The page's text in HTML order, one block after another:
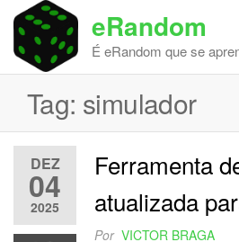
Skip
the
content
eRandom
É eRandom que se
Tag: simulador
DEZ
04
2025
Ferramenta
atualizada
Por VICTOR BRAGA